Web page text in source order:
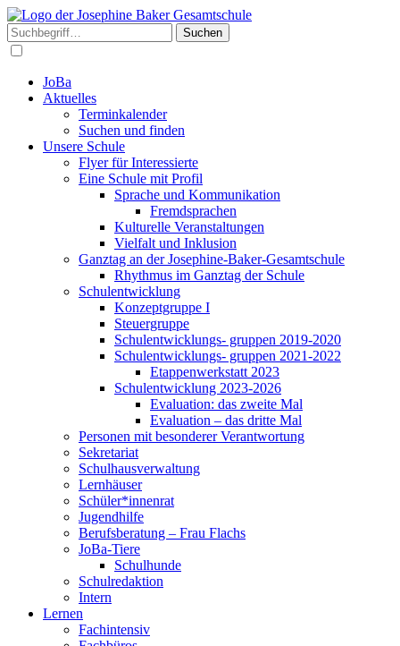
Suchen
JoBa
Aktuelles
Terminkalender
Suchen und finden
Unsere Schule
Flyer für Interessierte
Eine Schule mit Profil
Sprache und Kommunikation
Fremdsprachen
Kulturelle Veranstaltungen
Vielfalt und Inklusion
Ganztag an der Josephine-Baker-Gesamtschule
Rhythmus im Ganztag der Schule
Schulentwicklung
Konzeptgruppe I
Steuergruppe
Schulentwicklungs- gruppen 2019-2020
Schulentwicklungs- gruppen 2021-2022
Etappenwerkstatt 2023
Schulentwicklung 2023-2026
Evaluation: das zweite Mal
Evaluation – das dritte Mal
Personen mit besonderer Verantwortung
Sekretariat
Schulhausverwaltung
Lernhäuser
Schüler*innenrat
Jugendhilfe
Berufsberatung – Frau Flachs
JoBa-Tiere
Schulhunde
Schulredaktion
Intern
Lernen
Fachintensiv